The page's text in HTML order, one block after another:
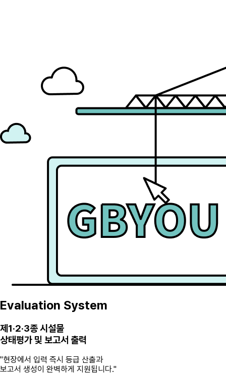
Evaluation System
제1·2·3종 시설물
상태평가 및 보고서 출력
"현장에서 입력 즉시 등급 산출과
보고서 생성이 완벽하게 지원됩니다."